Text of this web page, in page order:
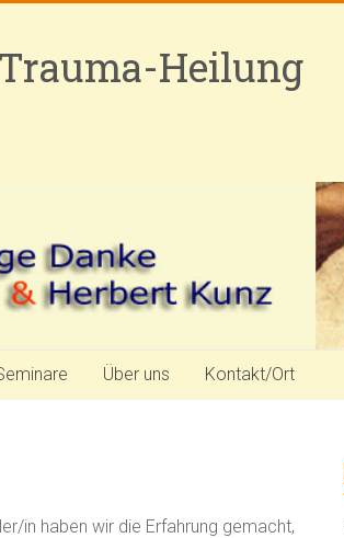
Heilung
Über uns Kontakt/Ort
in haben wir die Erfahrung gemacht,